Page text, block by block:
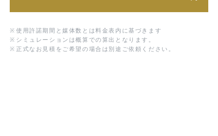
※ 使用許諾期間と媒体数とは料金表内に基づきます
※ シミュレーションは概算での算出となります。
※ 正式なお見積をご希望の場合は別途ご依頼ください。